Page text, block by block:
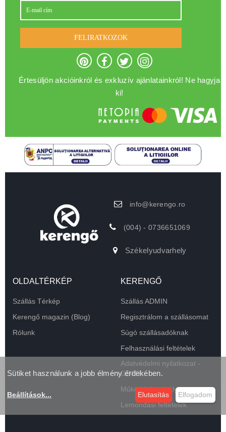
FELIRATKOZOK
Értesüljön akcióinkról és exkluzív ajánlatainkról! Ne hagyja
ki!
info@kerengo.ro
(004) - 0736651069
Székelyudvarhely
OLDALTÉRKÉP
Szállás Térkép
Kerengő magazin (Blog)
Rólunk
KERENGŐ
Szállás ADMIN
Regisztrálom a szállásomat
Súgó szállásadóknak
Felhasználási feltételek
Adatvédelmi nyilatkozat -
GDPR
Működési szabályzat
Lemondási feltételek
Sütiket használunk a jobb élmény érdekében.
Beállítások... Elutasítás Elfogadom